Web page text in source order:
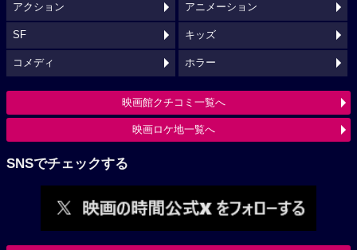
アクション アニメーション
SF キッズ
コメディ ホラー
映画館クチコミ一覧へ
映画ロケ地一覧へ
SNSでチェックする